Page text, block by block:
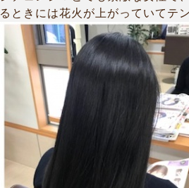
るときには花火が上がっていてテ